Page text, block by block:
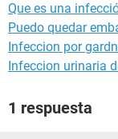
Que es una
Puedo quedar
Infeccion por
Infeccion urinaria
1 respuesta